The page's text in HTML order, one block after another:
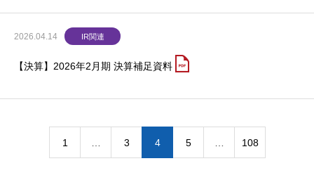
2026.04.14 IR関連
【決算】2026年2月期 決算補足資料
1 … 3 4 5 … 108